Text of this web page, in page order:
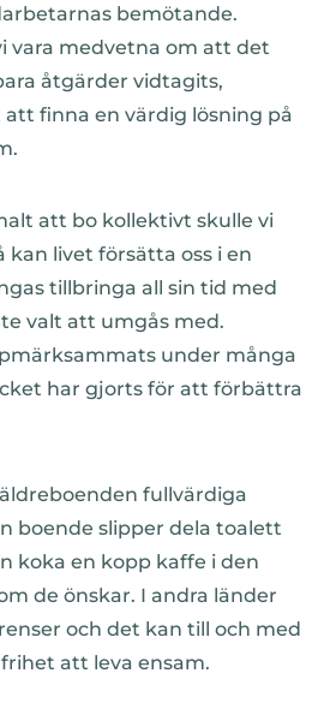
bemötande.
vara medvetna om att det
åtgärder vidtagits,
finna en värdig lösning på
att bo kollektivt skulle vi
kan livet försätta oss i en
tillbringa all sin tid med
valt att umgås med.
under många
har gjorts för att förbättra
fullvärdiga
boende slipper dela toalett
koka en kopp kaffe i den
de önskar. I andra länder
och det kan till och med
att leva ensam.